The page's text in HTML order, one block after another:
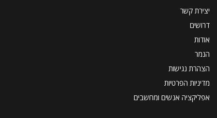
יצירת קשר
דרושים
אודות
הנמר
הצהרת נגישות
מדיניות הפרטיות
אפליקציה אנשים ומחשבים